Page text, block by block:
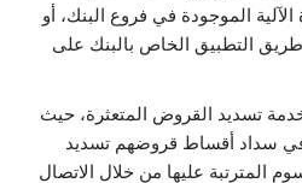
الموجودة في فروع البنك، أو
التطبيق الخاص بالبنك على
تسديد القروض المتعثرة، حيث
في سداد أقساط قروضهم تسديد
المترتبة عليها من خلال الاتصال